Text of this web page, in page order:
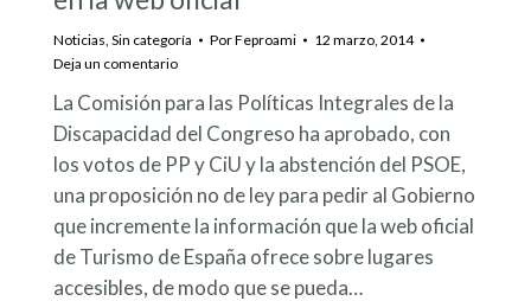
Noticias, Sin categoría PorFeproami
12 marzo, 2014
Deja un comentario
La Comisión para las Políticas Integrales de la
Discapacidad del Congreso ha aprobado, con
los votos de PP y CiU y la abstención del PSOE,
una proposición no de ley para pedir al Gobierno
que incremente la información que la web oficial
de Turismo de España ofrece sobre lugares
accesibles, de modo que se pueda…